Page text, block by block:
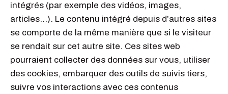
intégrés (par exemple des vidéos, images,
articles…). Le contenu intégré depuis d’autres sites
se comporte de la même manière que si le visiteur
se rendait sur cet autre site. Ces sites web
pourraient collecter des données sur vous, utiliser
des cookies, embarquer des outils de suivis tiers,
suivre vos interactions avec ces contenus